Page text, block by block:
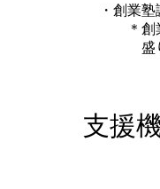
・創業塾
＊創業計
盛り込
支援